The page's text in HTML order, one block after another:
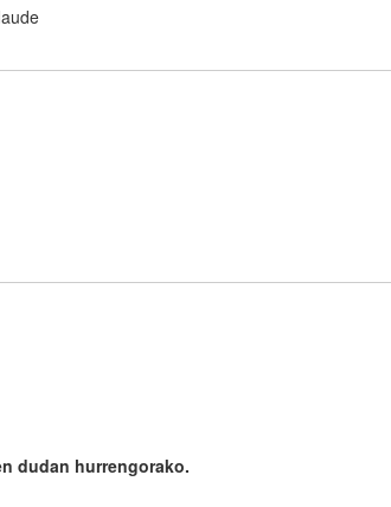
dudan hurrengorako.